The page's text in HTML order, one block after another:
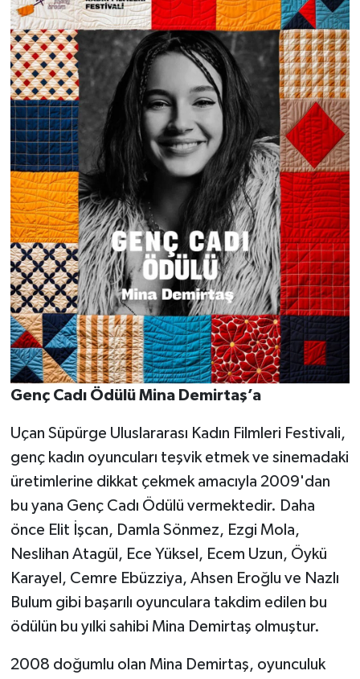
Genç Cadı Ödülü Mina Demirtaş’a
Uçan Süpürge Uluslararası Kadın Filmleri Festivali,
genç kadın oyuncuları teşvik etmek ve sinemadaki
üretimlerine dikkat çekmek amacıyla 2009'dan
bu yana Genç Cadı Ödülü vermektedir. Daha
önce Elit İşcan, Damla Sönmez, Ezgi Mola,
Neslihan Atagül, Ece Yüksel, Ecem Uzun, Öykü
Karayel, Cemre Ebüzziya, Ahsen Eroğlu ve Nazlı
Bulum gibi başarılı oyunculara takdim edilen bu
ödülün bu yılki sahibi Mina Demirtaş olmuştur.
2008 doğumlu olan Mina Demirtaş, oyunculuk